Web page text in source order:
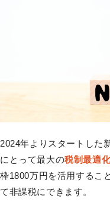
2024年よりスタートした
にとって最大の税制最適
枠1800万円を活用するこ
て非課税にできます。